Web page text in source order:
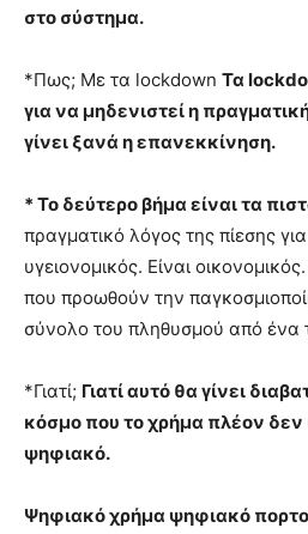
στο σύστημα.
*Πως; Με τα lockdown Τα
για να μηδενιστεί η
γίνει ξανά η επανεκκίνηση.
* Το δεύτερο βήμα είναι τα
πραγματικό λόγος της πίεσης
υγειονομικός. Είναι
που προωθούν την
σύνολο του πληθυσμού από ένα
*Γιατί; Γιατί αυτό θα γίνει
κόσμο που το χρήμα πλέον δεν
ψηφιακό.
Ψηφιακό χρήμα ψηφιακό